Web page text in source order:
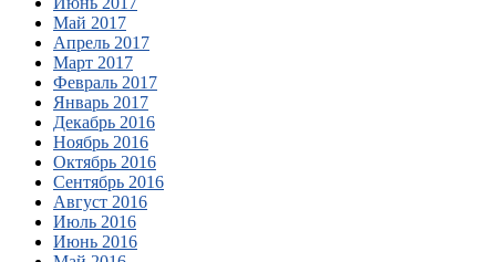
Май 2017
Апрель 2017
Март 2017
Февраль 2017
Январь 2017
Декабрь 2016
Ноябрь 2016
Октябрь 2016
Сентябрь 2016
Август 2016
Июль 2016
Июнь 2016